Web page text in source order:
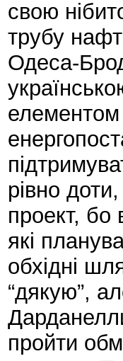
свою
трубу
Одеса-
елементом
рівно
проект, бо
які
обхідні
“дякую”,
пройти